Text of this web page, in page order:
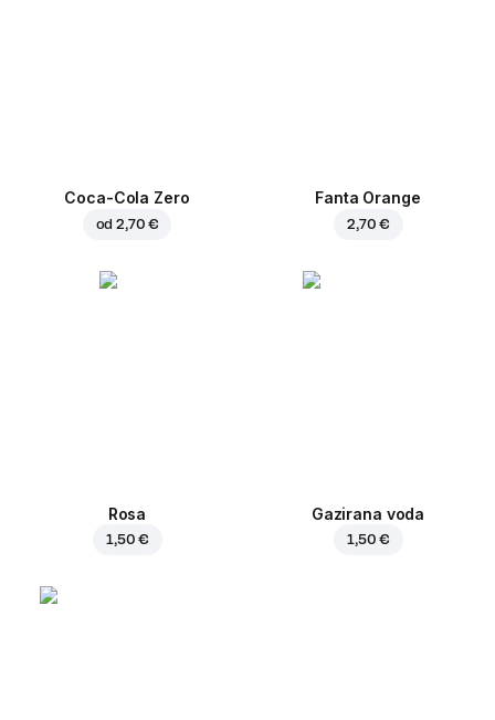
Coca-Cola Zero
od2,70 €
Fanta Orange
2,70 €
Rosa
1,50 €
Gazirana voda
1,50 €